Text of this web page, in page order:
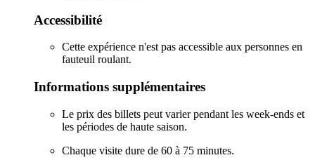
Accessibilité
Cette expérience n'est pas accessible aux personnes en
fauteuil roulant.
Informations supplémentaires
Le prix des billets peut varier pendant les week-ends et
les périodes de haute saison.
Chaque visite dure de 60 à 75 minutes.